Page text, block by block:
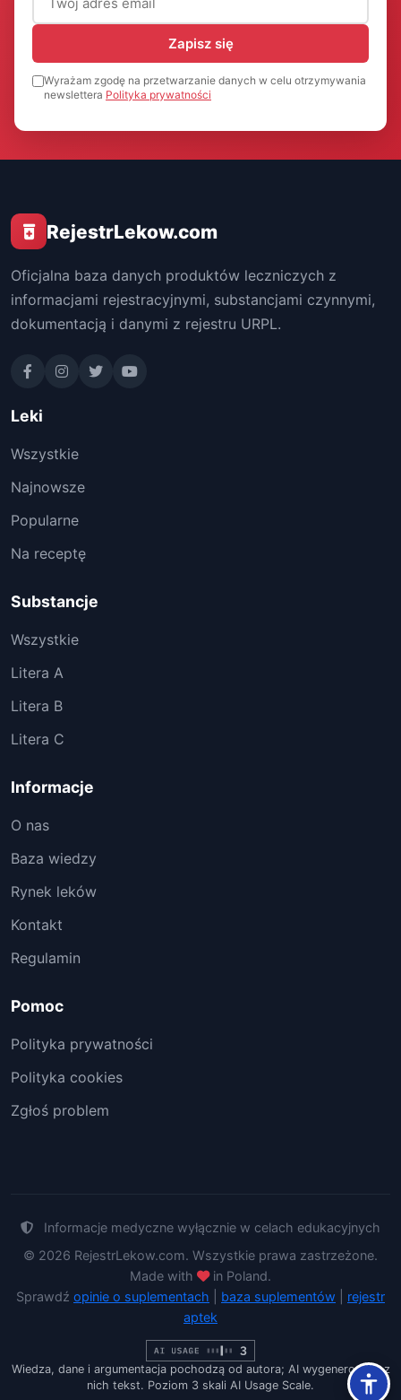
Zapisz się
Wyrażam zgodę na przetwarzanie danych w celu otrzymywania
newslettera Polityka prywatności
RejestrLekow.com
Oficjalna baza danych produktów leczniczych z
informacjami rejestracyjnymi, substancjami czynnymi,
dokumentacją i danymi z rejestru URPL.
Leki
Wszystkie
Najnowsze
Popularne
Na receptę
Substancje
Wszystkie
Litera A
Litera B
Litera C
Informacje
O nas
Baza wiedzy
Rynek leków
Kontakt
Regulamin
Pomoc
Polityka prywatności
Polityka cookies
Zgłoś problem
Informacje medyczne wyłącznie w celach edukacyjnych
© 2026 RejestrLekow.com. Wszystkie prawa zastrzeżone.
Made with
in Poland.
Sprawdź opinie o suplementach baza suplementów
rejestr
aptek
Wiedza, dane i argumentacja pochodzą od autora; AI wygenerowało z
nich tekst. Poziom 3 skali AI Usage Scale.